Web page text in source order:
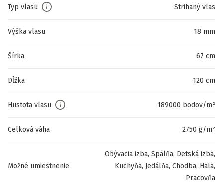
Typ vlasu Strihaný vlas
Výška vlasu 18 mm
Šírka 67 cm
Dĺžka 120 cm
Hustota vlasu 189000 bodov/m²
Celková váha 2750 g/m²
Možné umiestnenie
Obývacia izba, Spálňa, Detská izba,
Kuchyňa, Jedálňa, Chodba, Hala,
Pracovňa